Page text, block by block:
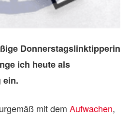
Donnerstagslinktipperin
ich heute als
ein.
mit dem Aufwachen,